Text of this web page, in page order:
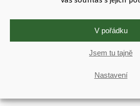
V pořádku
Jsem tu tajně
Nastavení
Fotopast Bolyguard